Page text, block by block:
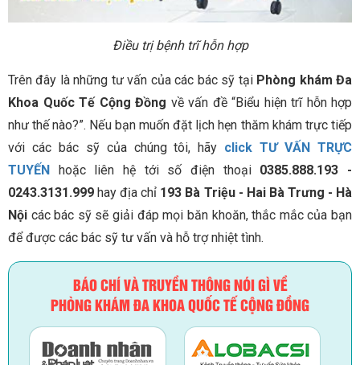
Điều trị bệnh trĩ hỗn hợp
Trên đây là những tư vấn của các bác sỹ tại Phòng khám Đa
Khoa Quốc Tế Cộng Đồng về vấn đề “Biểu hiện trĩ hỗn hợp
như thế nào?”. Nếu bạn muốn đặt lịch hẹn thăm khám trực tiếp
với các bác sỹ của chúng tôi, hãy click TƯ VẤN TRỰC
TUYẾN hoặc liên hệ tới số điện thoại 0385.888.193 -
0243.3131.999 hay địa chỉ 193 Bà Triệu - Hai Bà Trưng - Hà
Nội các bác sỹ sẽ giải đáp mọi băn khoăn, thắc mắc của bạn
để được các bác sỹ tư vấn và hỗ trợ nhiệt tình.
BÁO CHÍ VÀ TRUYỀN THÔNG NÓI GÌ VỀ
PHÒNG KHÁM ĐA KHOA QUỐC TẾ CỘNG ĐỒNG